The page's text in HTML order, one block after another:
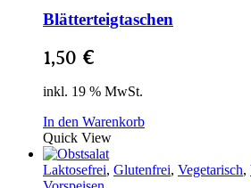
Blätterteigtaschen
1,50 €
inkl. 19 % MwSt.
In den Warenkorb
Quick View
Laktosefrei, Glutenfrei, Vegetarisch,